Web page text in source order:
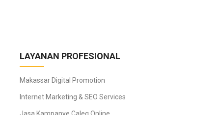
LAYANAN PROFESIONAL
Makassar Digital Promotion
Internet Marketing & SEO Services